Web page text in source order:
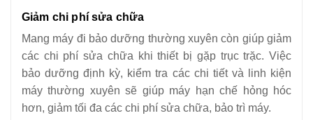
Giảm chi phí sửa chữa
Mang máy đi bảo dưỡng thường xuyên còn giúp giảm
các chi phí sửa chữa khi thiết bị gặp trục trặc. Việc
bảo dưỡng định kỳ, kiểm tra các chi tiết và linh kiện
máy thường xuyên sẽ giúp máy hạn chế hỏng hóc
hơn, giảm tối đa các chi phí sửa chữa, bảo trì máy.